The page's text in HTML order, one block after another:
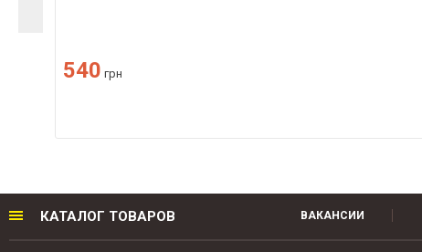
540 грн
КАТАЛОГ ТОВАРОВ ВАКАНСИИ